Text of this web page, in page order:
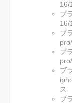
16/
ブ
16/
ブ
ブ
ブ
ス
ブ